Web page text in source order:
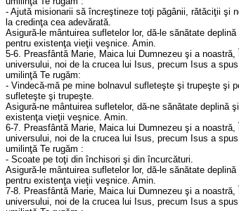
- Ajută misionarii să încreştineze toţi păgânii, rătăciţii şi
la credinţa cea adevărată.
Asigură-le mântuirea sufletelor lor, dă-le sănătate
pentru existenţa vieţii veşnice. Amin.
5-6. Preasfântă Marie, Maica lui Dumnezeu şi a
universului, noi de la crucea lui Isus, precum Isus a
umilinţă Te rugăm:
- Vindecă-mă pe mine bolnavul sufleteşte şi trupeşte şi
sufleteşte şi trupeşte.
Asigură-ne mântuirea sufletelor, dă-ne sănătate deplină
existenţa vieţii veşnice. Amin.
6-7. Preasfântă Marie, Maica lui Dumnezeu şi a
universului, noi de la crucea lui Isus, precum Isus a
umilinţă Te rugăm :
- Scoate pe toţi din închisori şi din încurcături.
Asigură-le mântuirea sufletelor lor, dă-le sănătate
pentru existenţa vieţii veşnice. Amin.
7-8. Preasfântă Marie, Maica lui Dumnezeu şi a
universului, noi de la crucea lui Isus, precum Isus a